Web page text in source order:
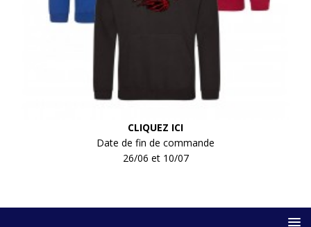
CLIQUEZ ICI
Date de fin de commande
26/06 et 10/07